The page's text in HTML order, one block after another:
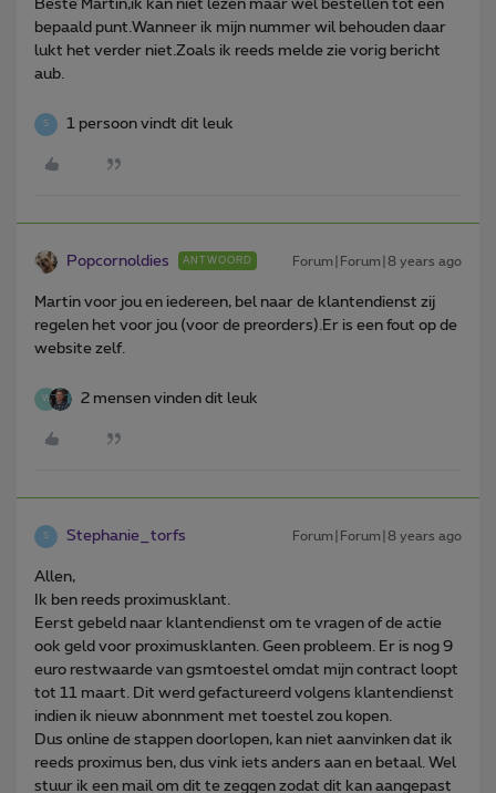
Beste Martin,ik kan niet lezen maar wel bestellen tot een
bepaald punt.Wanneer ik mijn nummer wil behouden daar
lukt het verder niet.Zoals ik reeds melde zie vorig bericht
aub.
S 1 persoon vindt dit leuk
Popcornoldies ANTWOORD Forum|Forum|8 years ago
Martin voor jou en iedereen, bel naar de klantendienst zij
regelen het voor jou (voor de preorders).Er is een fout op de
website zelf.
W 2 mensen vinden dit leuk
S Stephanie_torfs Forum|Forum|8 years ago
Allen,
Ik ben reeds proximusklant.
Eerst gebeld naar klantendienst om te vragen of de actie
ook geld voor proximusklanten. Geen probleem. Er is nog 9
euro restwaarde van gsmtoestel omdat mijn contract loopt
tot 11 maart. Dit werd gefactureerd volgens klantendienst
indien ik nieuw abonnment met toestel zou kopen.
Dus online de stappen doorlopen, kan niet aanvinken dat ik
reeds proximus ben, dus vink iets anders aan en betaal. Wel
stuur ik een mail om dit te zeggen zodat dit kan aangepast